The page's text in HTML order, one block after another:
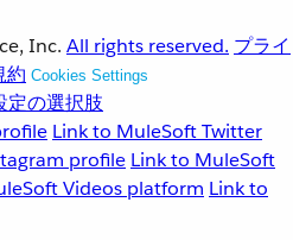
Inc. All rights reserved. プライ
約 Cookies Settings
定の選択肢
Link to MuleSoft Twitter
profile Link to MuleSoft
Videos platform Link to